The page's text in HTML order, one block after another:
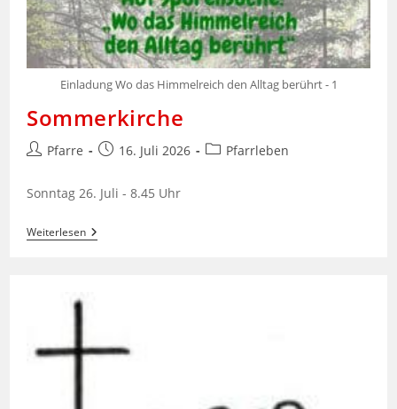
Einladung Wo das Himmelreich den Alltag berührt - 1
Sommerkirche
Beitrags-
Pfarre
Beitrag16. Juli 2026
Beitrags-
Pfarrleben
Sonntag 26. Juli - 8.45 Uhr
WeiterlesenSommerkirche